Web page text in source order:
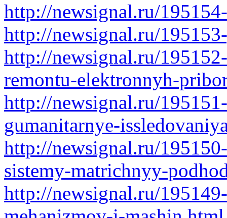
http://newsignal.ru/
http://newsignal.ru/
http://newsignal.ru/
remontu-elektronnyh-
http://newsignal.ru/
gumanitarnye-
http://newsignal.ru/
sistemy-matrichnyy-
http://newsignal.ru/